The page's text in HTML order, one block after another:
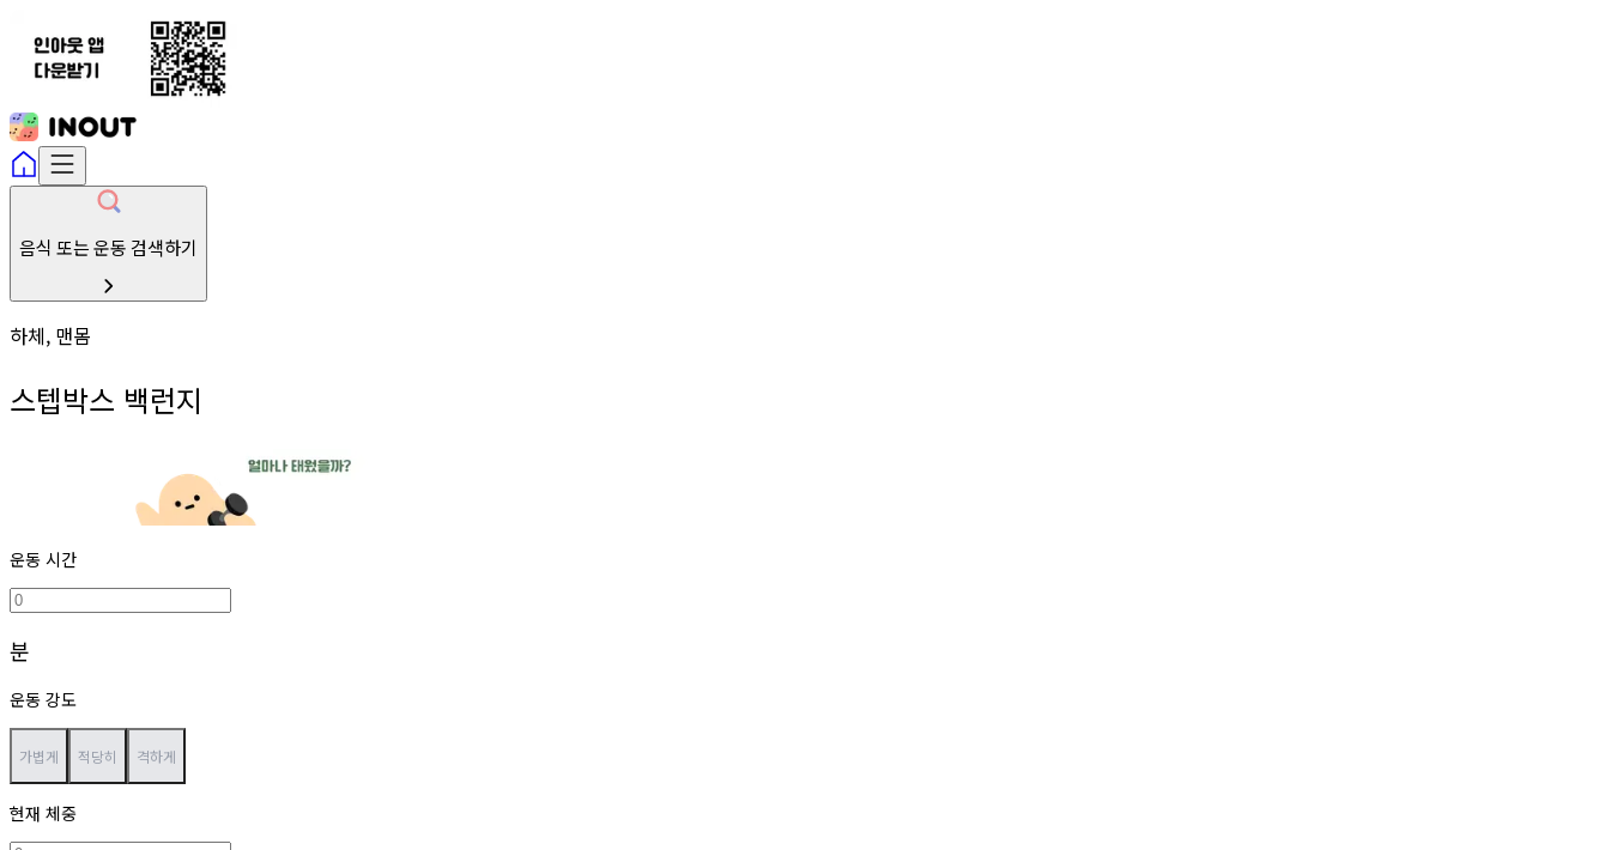
음식 또는 운동 검색하기
하체, 맨몸
스텝박스 백런지
운동 시간
분
운동 강도
가볍게 적당히 격하게
현재 체중